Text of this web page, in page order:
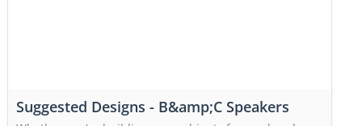
Suggested Designs - B&amp;C Speakers